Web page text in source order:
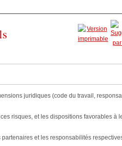
juridiques (code du travail,
risques, et les dispositions favorables à
et les responsabilités